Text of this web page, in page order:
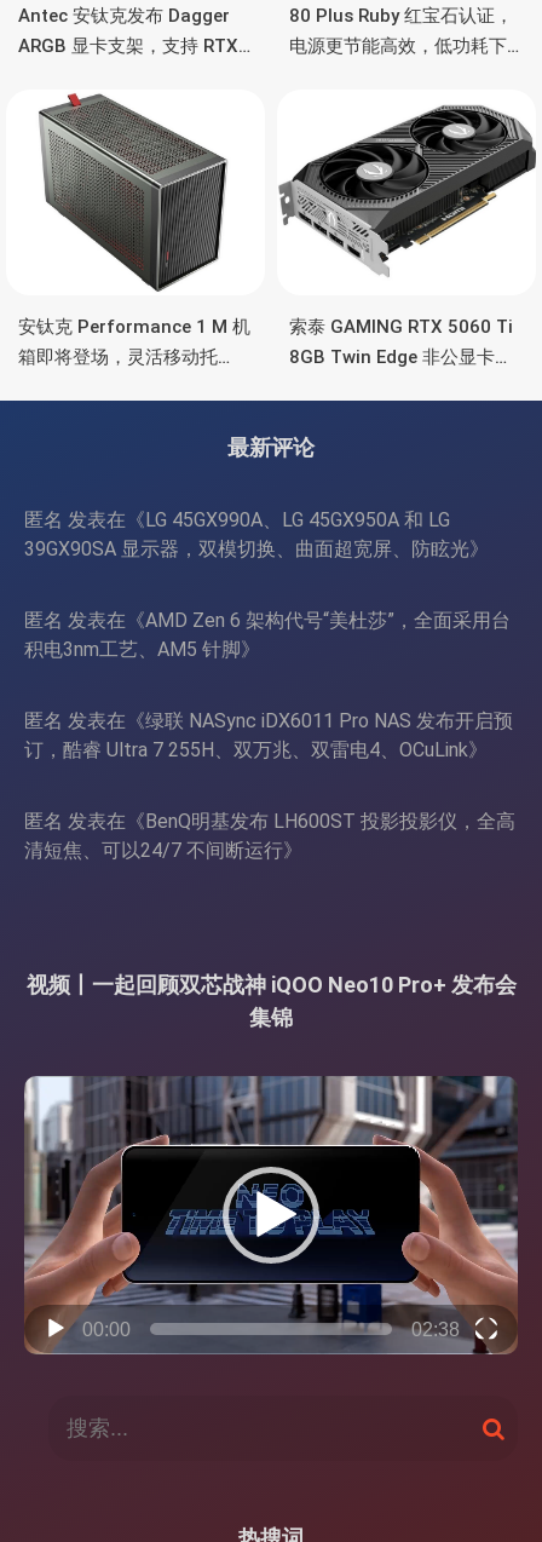
Antec 安钛克发布 Dagger
ARGB 显卡支架，支持 RTX
彩灯效
80 Plus Ruby 红宝石认证，
电源更节能高效，低功耗下
安钛克 Performance 1 M 机
箱即将登场，灵活移动托
索泰 GAMING RTX 5060 Ti
8GB Twin Edge 非公显卡，
最新评论
匿名 发表在《LG 45GX990A、LG 45GX950A 和 LG
39GX90SA 显示器，双模切换、曲面超宽屏、防眩光》
匿名 发表在《AMD Zen 6 架构代号“美杜莎”，全面采用台
积电3nm工艺、AM5 针脚》
匿名 发表在《绿联 NASync iDX6011 Pro NAS 发布开启预
订，酷睿 Ultra 7 255H、双万兆、双雷电4、OCuLink》
匿名 发表在《BenQ明基发布 LH600ST 投影投影仪，全高
清短焦、可以24/7 不间断运行》
视频丨一起回顾双芯战神 iQOO Neo10 Pro+ 发布会
集锦
视
频
播
放
器
00:00 02:38
搜
索